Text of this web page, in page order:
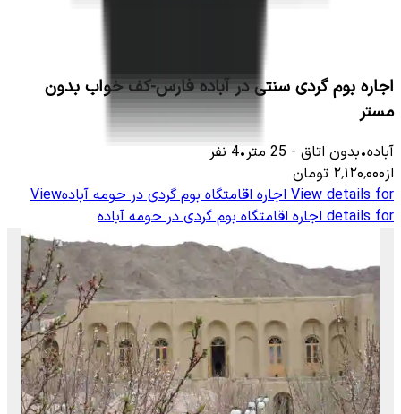
اجاره بوم گردی سنتی در آباده فارس-کف خواب بدون
مستر
آباده•بدون اتاق -
25 متر•
4 نفر
از۲٬۱۲۰٬۰۰۰ تومان
View details for اجاره اقامتگاه بوم گردی در حومه آبادهView
details for اجاره اقامتگاه بوم گردی در حومه آباده